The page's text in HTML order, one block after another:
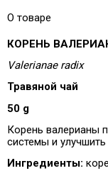
О товаре
КОРЕНЬ
Valerianae radix
Травяной чай
50 g
Корень валерианы
системы и улучшить
Ингредиенты: